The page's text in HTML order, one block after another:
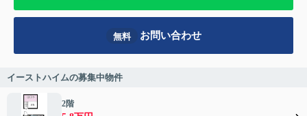
無料 お問い合わせ
イーストハイムの募集中物件
2階